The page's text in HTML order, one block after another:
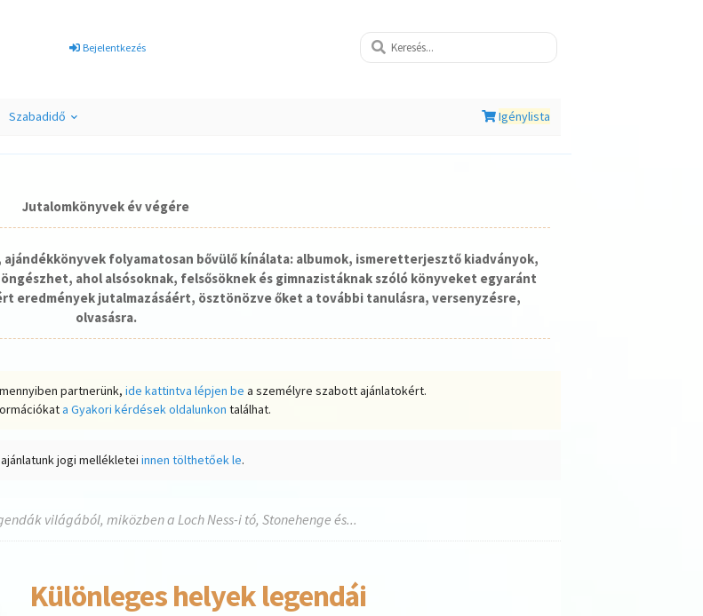
Bejelentkezés
Szabadidő Igénylista
Jutalomkönyvek év végére
folyamatosan bővülő kínálata: albumok, ismeretterjesztő kiadványok,
ahol alsósoknak, felsősöknek és gimnazistáknak szóló könyveket egyaránt
eredmények jutalmazásáért, ösztönözve őket a további tanulásra, versenyzésre,
olvasásra.
partnerünk,ide kattintva lépjen be a személyre szabott ajánlatokért.
a Gyakori kérdések oldalunkon találhat.
jogi mellékleteiinnen tölthetőek le.
világából, miközben a Loch Ness-i tó, Stonehenge és...
Különleges helyek legendái